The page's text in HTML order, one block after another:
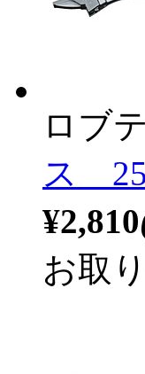
ロブ
ス
¥2,810
お取